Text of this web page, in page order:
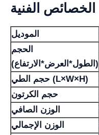
الخصائص الفنية
الموديل
الحجم
(الطول*العرض*الارتفاع)
حجم الطي (L×W×H)
حجم الكرتون
الوزن الصافي
الوزن الإجمالي